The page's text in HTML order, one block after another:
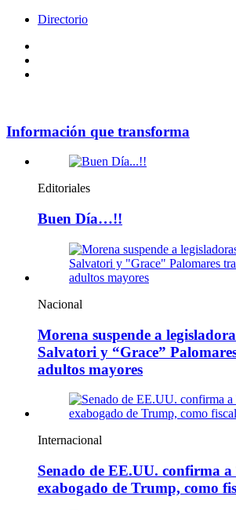
Directorio
Información que transforma
Editoriales
Buen Día…!!
Nacional
Morena suspende a
Salvatori y “Grace”
adultos mayores
Internacional
Senado de EE.UU. confirma
exabogado de Trump, como